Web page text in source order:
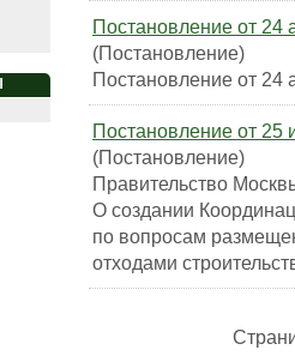
Постановление от 24
(Постановление)
Постановление от 24
Постановление от 25
(Постановление)
Правительство
О создании
по вопросам
отходами